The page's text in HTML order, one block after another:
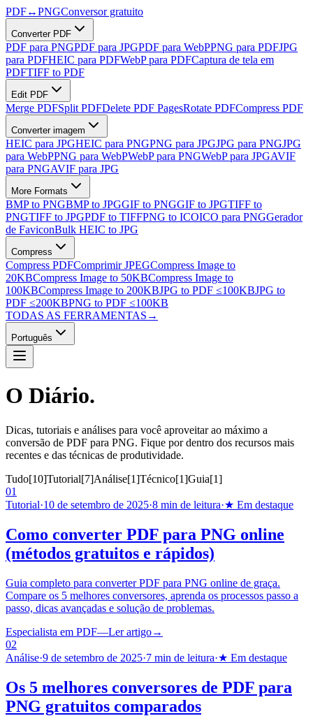
PDF↔PNGConversor gratuito
Converter PDF
PDF para PNGPDF para JPGPDF para WebPPNG para PDFJPG
para PDFHEIC para PDFWebP para PDFCaptura de tela em
PDFTIFF to PDF
Edit PDF
Merge PDFSplit PDFDelete PDF PagesRotate PDFCompress PDF
Converter imagem
HEIC para JPGHEIC para PNGPNG para JPGJPG para PNGJPG
para WebPPNG para WebPWebP para PNGWebP para JPGAVIF
para PNGAVIF para JPG
More Formats
BMP to PNGBMP to JPGGIF to PNGGIF to JPGTIFF to
PNGTIFF to JPGPDF to TIFFPNG to ICOICO para PNGGerador
de FaviconBulk HEIC to JPG
Compress
Compress PDFComprimir JPEGCompress Image to
20KBCompress Image to 50KBCompress Image to
100KBCompress Image to 200KBJPG to PDF ≤100KBJPG to
PDF ≤200KBPNG to PDF ≤100KB
TODAS AS FERRAMENTAS →
Português
O Diário.
Dicas, tutoriais e análises para você aproveitar ao máximo a
conversão de PDF para PNG. Fique por dentro dos recursos mais
recentes e das técnicas de produtividade.
Tudo[10]Tutorial[7]Análise[1]Técnico[1]Guia[1]
01
Tutorial·10 de setembro de 2025·8 min de leitura·★ Em destaque
Como converter PDF para PNG online
(métodos gratuitos e rápidos)
Guia completo para converter PDF para PNG online de graça.
Compare os 5 melhores conversores, aprenda os processos passo a
passo, dicas avançadas e solução de problemas.
Especialista em PDF—Ler artigo→
02
Análise·9 de setembro de 2025·7 min de leitura·★ Em destaque
Os 5 melhores conversores de PDF para
PNG gratuitos comparados